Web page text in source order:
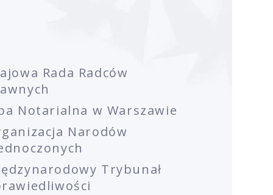
Rada Radców
Notarialna w Warszawie
Narodów
Trybunał